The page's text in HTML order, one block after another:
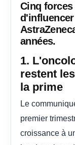
Cinq
années.
1.
restent
la prime
Le
premier
croissance à